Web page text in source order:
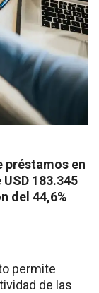
préstamos en
183.345
del 44,6%
permite
de las